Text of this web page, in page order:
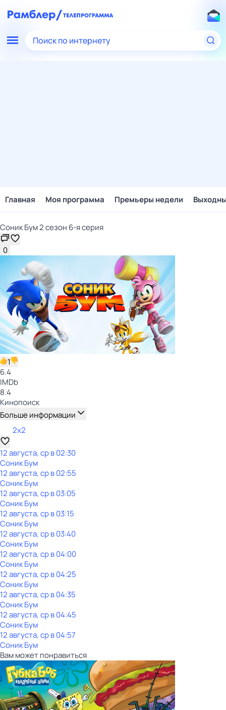
Поиск по интернету
Главная Моя программа Премьеры недели
Соник Бум 2 сезон 6-я серия
0
1
6.4
IMDb
8.4
Кинопоиск
Больше информации
2x2
12 августа, ср в 02:30
Соник Бум
12 августа, ср в 02:55
Соник Бум
12 августа, ср в 03:05
Соник Бум
12 августа, ср в 03:15
Соник Бум
12 августа, ср в 03:40
Соник Бум
12 августа, ср в 04:00
Соник Бум
12 августа, ср в 04:25
Соник Бум
12 августа, ср в 04:35
Соник Бум
12 августа, ср в 04:45
Соник Бум
12 августа, ср в 04:57
Соник Бум
Вам может понравиться